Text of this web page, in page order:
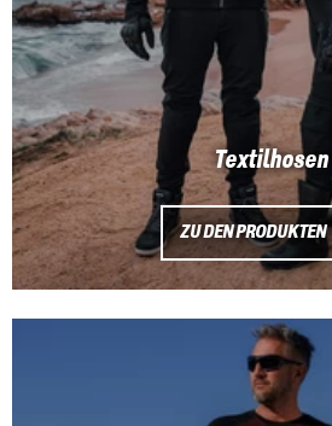
Textilhosen
ZU DEN PRODUKTEN